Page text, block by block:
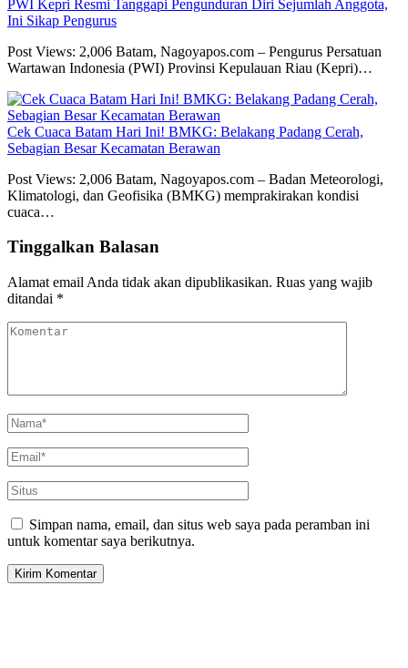
PWI Kepri Resmi Tanggapi Pengunduran Diri Sejumlah Anggota,
Ini Sikap Pengurus
Post Views: 2,006 Batam, Nagoyapos.com – Pengurus Persatuan
Wartawan Indonesia (PWI) Provinsi Kepulauan Riau (Kepri)…
Cek Cuaca Batam Hari Ini! BMKG: Belakang Padang Cerah,
Sebagian Besar Kecamatan Berawan
Post Views: 2,006 Batam, Nagoyapos.com – Badan Meteorologi,
Klimatologi, dan Geofisika (BMKG) memprakirakan kondisi
cuaca…
Tinggalkan Balasan
Alamat email Anda tidak akan dipublikasikan. Ruas yang wajib
ditandai *
Simpan nama, email, dan situs web saya pada peramban ini
untuk komentar saya berikutnya.